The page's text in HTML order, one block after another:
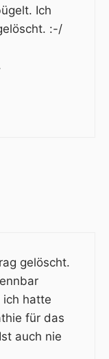
Ich
:-/
gelöscht.
hatte
für das
auch nie